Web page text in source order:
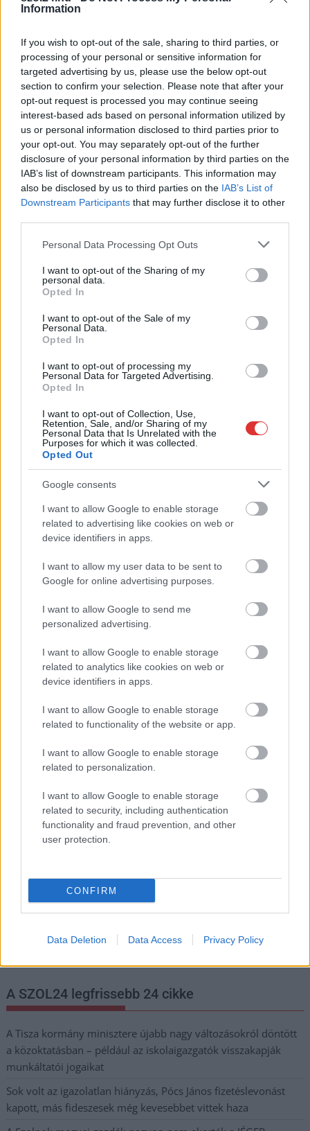
Information
If you wish to opt-out of the sale, sharing to third parties, or
processing of your personal or sensitive information for
targeted advertising by us, please use the below opt-out
section to confirm your selection. Please note that after your
opt-out request is processed you may continue seeing
interest-based ads based on personal information utilized by
us or personal information disclosed to third parties prior to
your opt-out. You may separately opt-out of the further
disclosure of your personal information by third parties on the
IAB’s list of downstream participants. This information may
also be disclosed by us to third parties on the IAB’s List of
Downstream Participants that may further disclose it to other
Please note that this website/app uses one or more Google
not limited to your visit or usage behaviour. You may click to
grant or deny consent to Google and its third-party tags to
use your data for below specified purposes in below Google
consent section.
Personal Data Processing Opt Outs
I want to opt-out of the Sharing of my
personal data.
Opted In
I want to opt-out of the Sale of my
Personal Data.
Opted In
I want to opt-out of processing my
Personal Data for Targeted Advertising.
Opted In
I want to opt-out of Collection, Use,
Retention, Sale, and/or Sharing of my
Personal Data that Is Unrelated with the
Purposes for which it was collected.
Opted Out
Google consents
I want to allow Google to enable storage
related to advertising like cookies on web or
device identifiers in apps.
I want to allow my user data to be sent to
Google for online advertising purposes.
I want to allow Google to send me
personalized advertising.
I want to allow Google to enable storage
related to analytics like cookies on web or
device identifiers in apps.
I want to allow Google to enable storage
related to functionality of the website or app.
I want to allow Google to enable storage
related to personalization.
I want to allow Google to enable storage
related to security, including authentication
functionality and fraud prevention, and other
user protection.
CONFIRM
Data Deletion Data Access Privacy Policy
2026.08.05. szol24.hu
Tánccal, zeneszóval és vásárral telik meg
Jászberény, indul a Csángó Fesztivál
Ismét a Kárpát-medencei folklór és a hagyományőrzés
központjává válik Jászberény, ma indul a XXXIV. Csángó
Fesztivált....
2026.08.05. szol24.hu
Meghosszabbított hőségriasztás és
vízkorlátozások, a mezőtúri kórházban leállt a klíma
Meghosszabbította az ország egész területére érvényes,
harmadfokú hőségriasztást az Országos Tisztifőorvos
JNSZ megyei hírek
Hírlevél feliratkozás
Adja meg keresztnevét:
meg e-mail címét:
Nem szeretne lemaradni semmiről? Csak egy kattintás, és hírlevelünk a
postaládájába érkezik!
A SZOL24 legfrissebb 24 cikke
A Tisza kormány minisztere újabb nagy változásokról döntött
a közoktatásban – például az iskolaigazgatók visszakapják
munkáltatói jogaikat
Sok volt az igazolatlan hiányzás, Pócs János fizetéslevonást
kapott, más fideszesek még kevesebbet vittek haza